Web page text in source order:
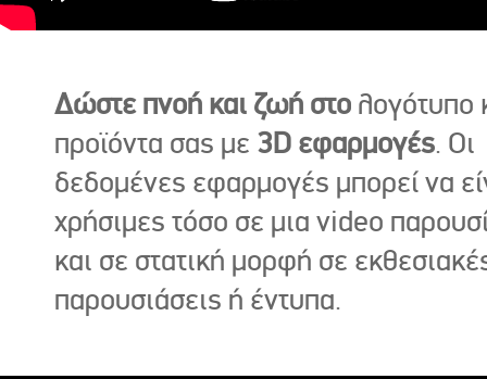
Δώστε πνοή και ζωή στο λογότυπο
προϊόντα σας με 3D εφαρμογές. Οι
δεδομένες εφαρμογές μπορεί να
χρήσιμες τόσο σε μια video
και σε στατική μορφή σε
παρουσιάσεις ή έντυπα.